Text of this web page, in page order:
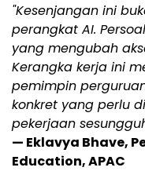
"Kesenjangan ini
perangkat AI.
yang mengubah
Kerangka kerja ini
pemimpin
konkret yang perlu
pekerjaan
— Eklavya Bhave,
Education, APAC